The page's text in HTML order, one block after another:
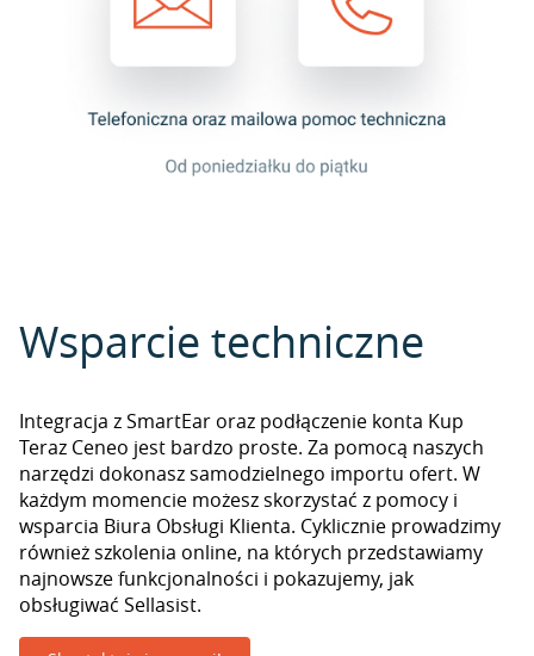
Wsparcie techniczne
Integracja z SmartEar oraz podłączenie konta Kup
Teraz Ceneo jest bardzo proste. Za pomocą naszych
narzędzi dokonasz samodzielnego importu ofert. W
każdym momencie możesz skorzystać z pomocy i
wsparcia Biura Obsługi Klienta. Cyklicznie prowadzimy
również szkolenia online, na których przedstawiamy
najnowsze funkcjonalności i pokazujemy, jak
obsługiwać Sellasist.